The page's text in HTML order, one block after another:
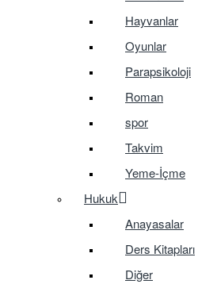
Hayvanlar
Oyunlar
Parapsikoloji
Roman
spor
Takvim
Yeme-İçme
Hukuk
Anayasalar
Ders Kitapları
Diğer